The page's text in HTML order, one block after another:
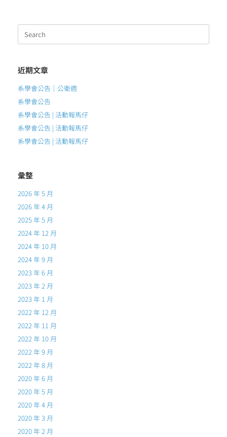
Search
for:
近期文章
系學會公告｜公衛週
系學會公告
系學會公告 | 活動報馬仔
系學會公告 | 活動報馬仔
系學會公告 | 活動報馬仔
彙整
2026 年 5 月
2026 年 4 月
2025 年 5 月
2024 年 12 月
2024 年 10 月
2024 年 9 月
2023 年 6 月
2023 年 2 月
2023 年 1 月
2022 年 12 月
2022 年 11 月
2022 年 10 月
2022 年 9 月
2022 年 8 月
2020 年 6 月
2020 年 5 月
2020 年 4 月
2020 年 3 月
2020 年 2 月